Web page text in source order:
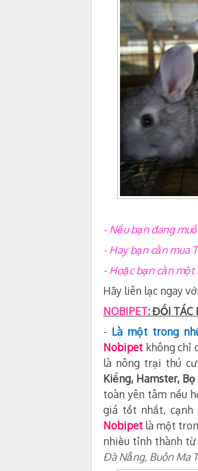
- Nếu bạn đang
- Hay bạn cần mua
- Hoặc bạn cần một
Hãy liên lạc ngay
NOBIPET: ĐỐI TÁC
- Là một trong
Nobipet không chỉ
là nông trại thú
Kiểng, Hamster,
toàn yên tâm nếu
giá tốt nhất, cạnh
Nobipet là một
nhiều tỉnh thành
Đà Nẵng, Buôn Ma